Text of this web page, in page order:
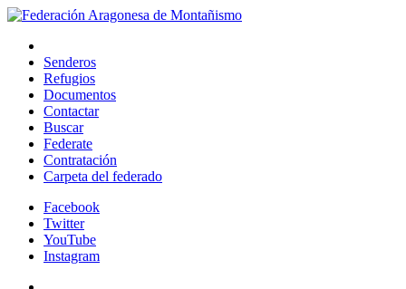
Senderos
Refugios
Documentos
Contactar
Buscar
Federate
Contratación
Carpeta del federado
Facebook
Twitter
YouTube
Instagram